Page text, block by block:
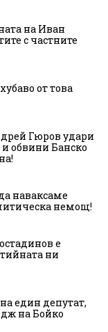
на Иван
с частните
от това
Гюров удари
обвини Банско
наваксаме
немощ!
е
ни
един депутат,
на Бойко